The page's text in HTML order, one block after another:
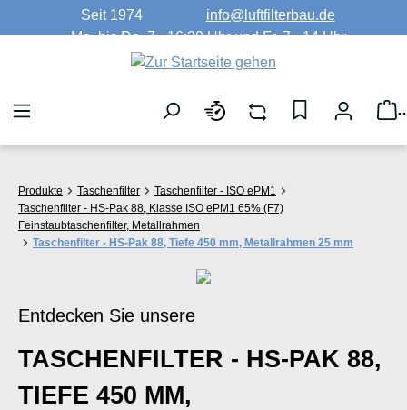
Zum Hauptinhalt springen
Seit 1974
info@luftfilterbau.de
Mo. bis Do. 7 - 16:30 Uhr und Fr. 7 - 14 Uhr
Produkte Taschenfilter
Taschenfilter - ISO ePM1
Taschenfilter - HS-Pak 88, Klasse ISO ePM1 65% (F7)
Feinstaubtaschenfilter, Metallrahmen
Taschenfilter - HS-Pak 88, Tiefe 450 mm, Metallrahmen 25 mm
Entdecken Sie unsere
TASCHENFILTER - HS-PAK 88,
TIEFE 450 MM,